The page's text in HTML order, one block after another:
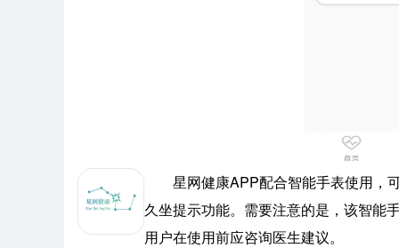
星网健康APP配合智能手表使用，可
久坐提示功能。需要注意的是，该智能
用户在使用前应咨询医生建议。